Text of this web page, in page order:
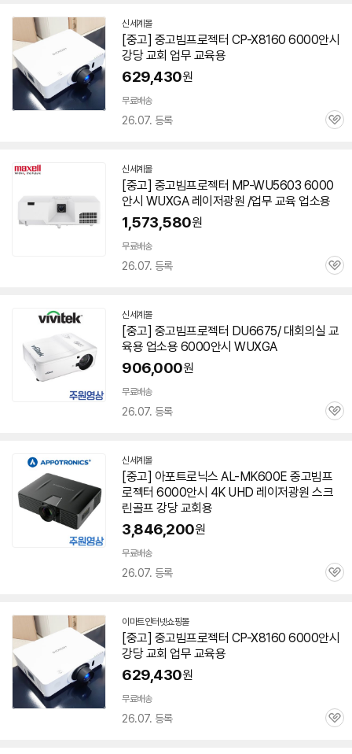
신세계몰
[중고] 중고빔프로젝터 CP-X8160 6000안시
강당 교회 업무 교육용
629,430원
무료배송
26.07. 등록
관
신세계몰
[중고] 중고빔프로젝터 MP-WU5603 6000
안시 WUXGA 레이저광원 /업무 교육 업소용
1,573,580원
무료배송
26.07. 등록
관
신세계몰
[중고] 중고빔프로젝터 DU6675/ 대회의실 교
육용 업소용 6000안시 WUXGA
906,000원
무료배송
26.07. 등록
관
신세계몰
[중고] 아포트로닉스 AL-MK600E 중고빔프
로젝터 6000안시 4K UHD 레이저광원 스크
린골프 강당 교회용
3,846,200원
무료배송
26.07. 등록
관
이마트인터넷쇼핑몰
[중고] 중고빔프로젝터 CP-X8160 6000안시
강당 교회 업무 교육용
629,430원
무료배송
26.07. 등록
관